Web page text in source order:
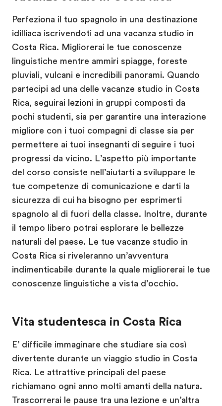
Perfeziona il tuo spagnolo in una destinazione
idilliaca iscrivendoti ad una vacanza studio in
Costa Rica. Migliorerai le tue conoscenze
linguistiche mentre ammiri spiagge, foreste
pluviali, vulcani e incredibili panorami. Quando
partecipi ad una delle vacanze studio in Costa
Rica, seguirai lezioni in gruppi composti da
pochi studenti, sia per garantire una interazione
migliore con i tuoi compagni di classe sia per
permettere ai tuoi insegnanti di seguire i tuoi
progressi da vicino. L’aspetto più importante
del corso consiste nell’aiutarti a sviluppare le
tue competenze di comunicazione e darti la
sicurezza di cui ha bisogno per esprimerti
spagnolo al di fuori della classe. Inoltre, durante
il tempo libero potrai esplorare le bellezze
naturali del paese. Le tue vacanze studio in
Costa Rica si riveleranno un’avventura
indimenticabile durante la quale migliorerai le tue
conoscenze linguistiche a vista d’occhio.
Vita studentesca in Costa Rica
E’ difficile immaginare che studiare sia così
divertente durante un viaggio studio in Costa
Rica. Le attrattive principali del paese
richiamano ogni anno molti amanti della natura.
Trascorrerai le pause tra una lezione e un’altra